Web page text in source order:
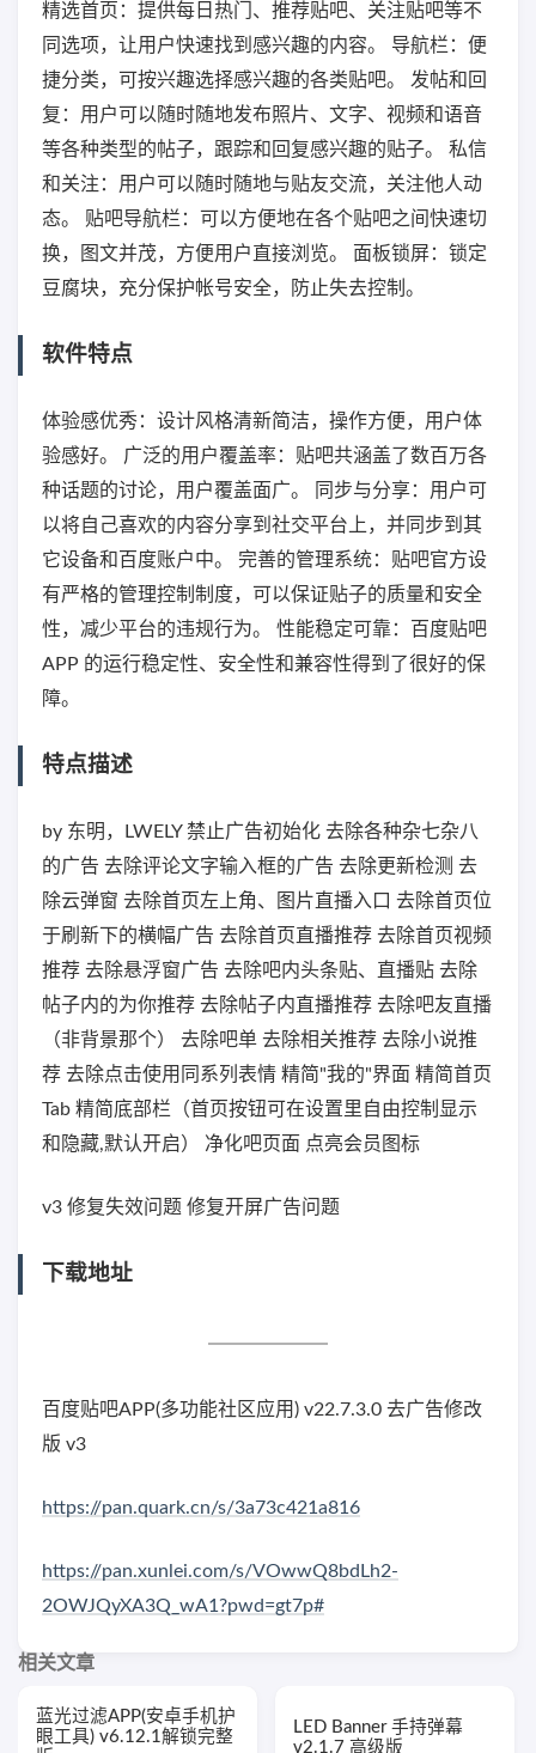
精选首页：提供每日热门、推荐贴吧、关注贴吧等不
同选项，让用户快速找到感兴趣的内容。 导航栏：便
捷分类，可按兴趣选择感兴趣的各类贴吧。 发帖和回
复：用户可以随时随地发布照片、文字、视频和语音
等各种类型的帖子，跟踪和回复感兴趣的贴子。 私信
和关注：用户可以随时随地与贴友交流，关注他人动
态。 贴吧导航栏：可以方便地在各个贴吧之间快速切
换，图文并茂，方便用户直接浏览。 面板锁屏：锁定
豆腐块，充分保护帐号安全，防止失去控制。
软件特点
体验感优秀：设计风格清新简洁，操作方便，用户体
验感好。 广泛的用户覆盖率：贴吧共涵盖了数百万各
种话题的讨论，用户覆盖面广。 同步与分享：用户可
以将自己喜欢的内容分享到社交平台上，并同步到其
它设备和百度账户中。 完善的管理系统：贴吧官方设
有严格的管理控制制度，可以保证贴子的质量和安全
性，减少平台的违规行为。 性能稳定可靠：百度贴吧
APP 的运行稳定性、安全性和兼容性得到了很好的保
障。
特点描述
by 东明，LWELY 禁止广告初始化 去除各种杂七杂八
的广告 去除评论文字输入框的广告 去除更新检测 去
除云弹窗 去除首页左上角、图片直播入口 去除首页位
于刷新下的横幅广告 去除首页直播推荐 去除首页视频
推荐 去除悬浮窗广告 去除吧内头条贴、直播贴 去除
帖子内的为你推荐 去除帖子内直播推荐 去除吧友直播
（非背景那个） 去除吧单 去除相关推荐 去除小说推
荐 去除点击使用同系列表情 精简"我的"界面 精简首页
Tab 精简底部栏（首页按钮可在设置里自由控制显示
和隐藏,默认开启） 净化吧页面 点亮会员图标
v3 修复失效问题 修复开屏广告问题
下载地址
百度贴吧APP(多功能社区应用) v22.7.3.0 去广告修改
版 v3
https://pan.quark.cn/s/3a73c421a816
https://pan.xunlei.com/s/VOwwQ8bdLh2-
2OWJQyXA3Q_wA1?pwd=gt7p#
相关文章
蓝光过滤APP(安卓手机护
眼工具) v6.12.1解锁完整
LED Banner 手持弹幕
v2.1.7 高级版